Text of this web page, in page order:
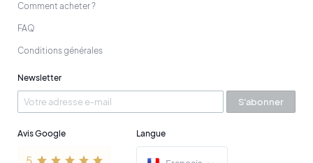
Comment acheter ?
FAQ
Conditions générales
Newsletter
S'abonner
Avis Google Langue